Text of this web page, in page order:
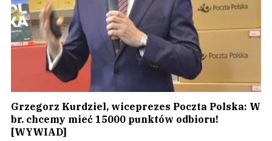
Grzegorz Kurdziel, wiceprezes Poczta Polska: W
br. chcemy mieć 15000 punktów odbioru!
[WYWIAD]